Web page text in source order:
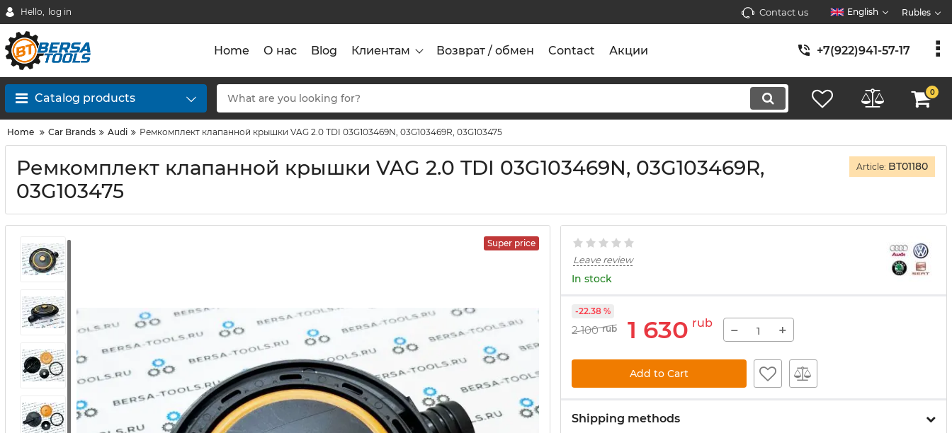
Hello, log in Contact us English Rubles
Home О нас Blog Клиентам Возврат / обмен Contact Акции +7(922)941-57-17
Catalog products 0
Home Car Brands Audi Ремкомплект клапанной крышки VAG 2.0 TDI 03G103469N, 03G103469R, 03G103475
Ремкомплект клапанной крышки VAG 2.0 TDI 03G103469N, 03G103469R,
03G103475
Article: BT01180
Super price
Leave review
In stock
2 100 rub 1 630 rub
-22.38 %
− +
Add to Cart
Shipping methods